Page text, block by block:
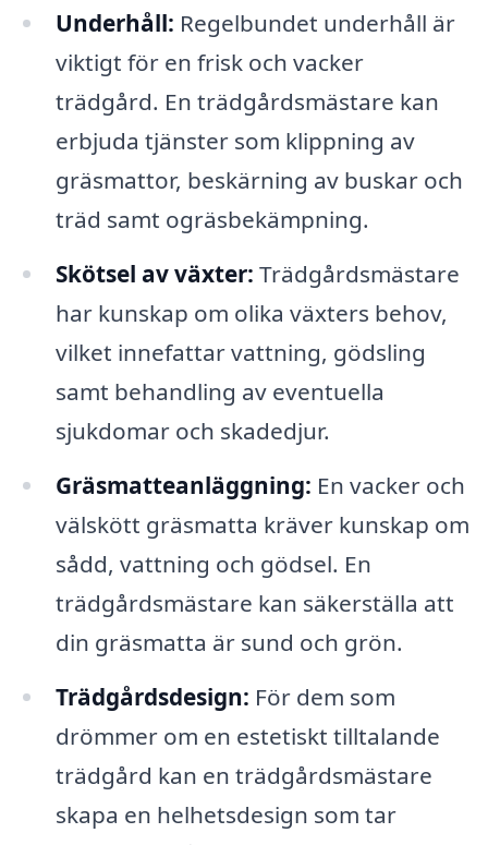
Underhåll: Regelbundet underhåll är
viktigt för en frisk och vacker
trädgård. En trädgårdsmästare kan
erbjuda tjänster som klippning av
gräsmattor, beskärning av buskar och
träd samt ogräsbekämpning.
Skötsel av växter: Trädgårdsmästare
har kunskap om olika växters behov,
vilket innefattar vattning, gödsling
samt behandling av eventuella
sjukdomar och skadedjur.
Gräsmatteanläggning: En vacker och
välskött gräsmatta kräver kunskap om
sådd, vattning och gödsel. En
trädgårdsmästare kan säkerställa att
din gräsmatta är sund och grön.
Trädgårdsdesign: För dem som
drömmer om en estetiskt tilltalande
trädgård kan en trädgårdsmästare
skapa en helhetsdesign som tar